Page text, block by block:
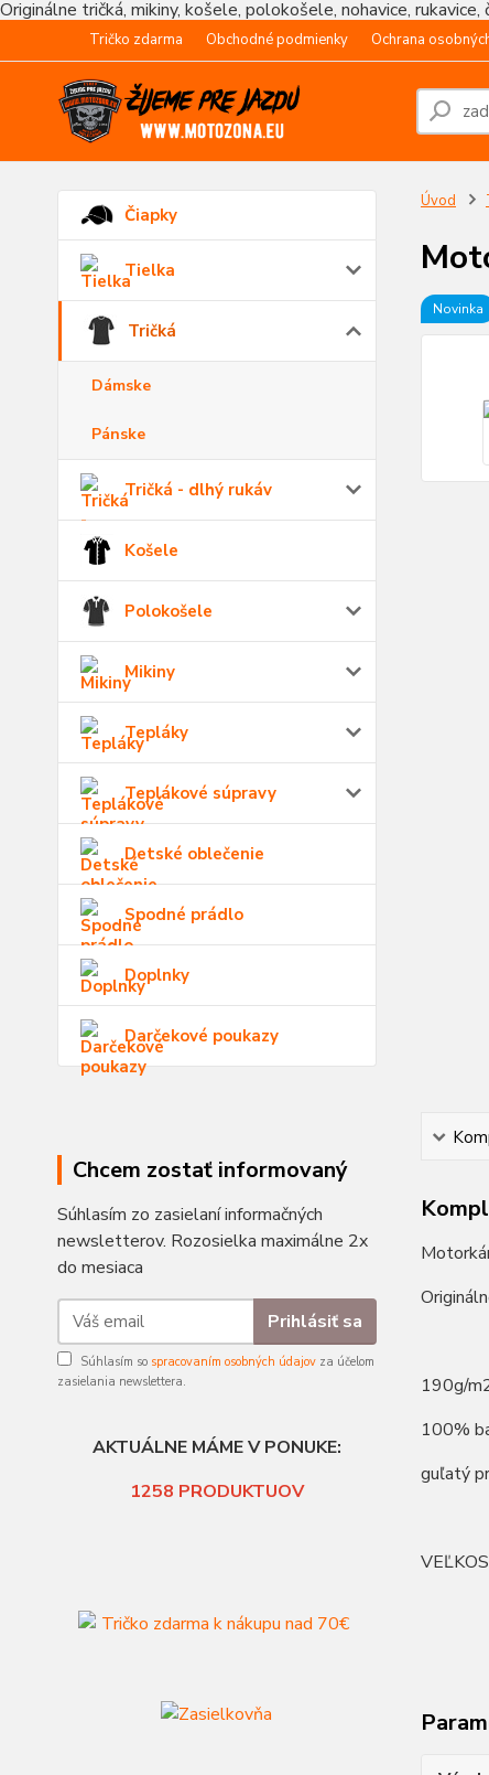
Originálne tričká, mikiny, košele, polokošele, nohavice,
Tričko zdarma Obchodné podmienky Ochrana
Čiapky
Tielka
Tričká
Dámske
Pánske
Tričká - dlhý rukáv
Košele
Polokošele
Mikiny
Tepláky
Teplákové súpravy
Detské oblečenie
Spodné prádlo
Doplnky
Darčekové poukazy
Chcem zostať informovaný
Súhlasím zo zasielaní informačných
newsletterov. Rozosielka maximálne 2x
do mesiaca
Prihlásiť sa
Súhlasím so spracovaním osobných údajov za účelom
zasielania newslettera.
AKTUÁLNE MÁME V PONUKE:
1258 PRODUKTUOV
Úvod
Novinka
190g/
100%
guľatý